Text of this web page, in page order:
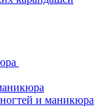
и маникюра